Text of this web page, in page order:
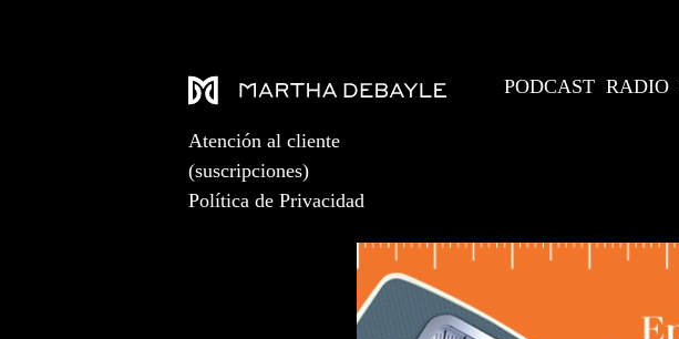
Atención al cliente
(suscripciones)
Política de Privacidad
PODCAST RADIO